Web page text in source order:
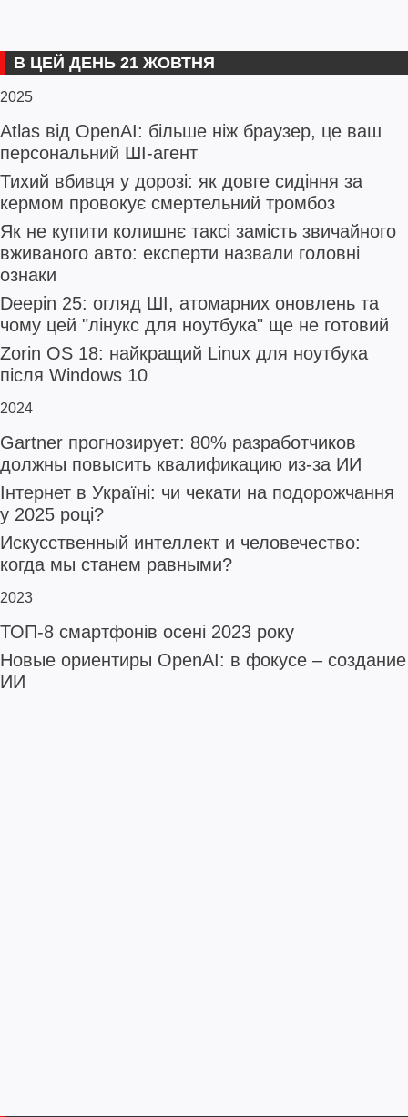
В ЦЕЙ ДЕНЬ 21 ЖОВТНЯ
2025
Atlas від OpenAI: більше ніж браузер, це ваш
персональний ШІ-агент
Тихий вбивця у дорозі: як довге сидіння за
кермом провокує смертельний тромбоз
Як не купити колишнє таксі замість звичайного
вживаного авто: експерти назвали головні
ознаки
Deepin 25: огляд ШІ, атомарних оновлень та
чому цей "лінукс для ноутбука" ще не готовий
Zorin OS 18: найкращий Linux для ноутбука
після Windows 10
2024
Gartner прогнозирует: 80% разработчиков
должны повысить квалификацию из-за ИИ
Інтернет в Україні: чи чекати на подорожчання
у 2025 році?
Искусственный интеллект и человечество:
когда мы станем равными?
2023
ТОП-8 смартфонів осені 2023 року
Новые ориентиры OpenAI: в фокусе – создание
ИИ